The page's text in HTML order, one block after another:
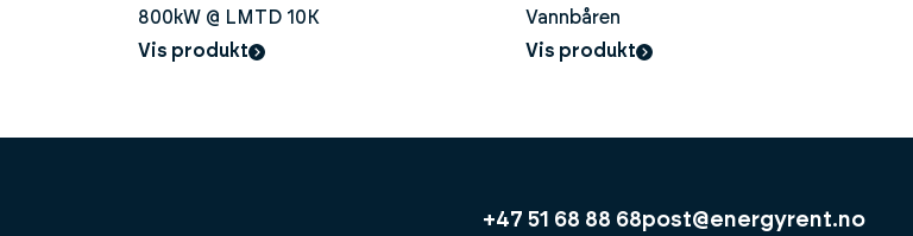
800kW @ LMTD 10K
Vis produkt
Vannbåren
Vis produkt
+47 51 68 88 68post@energyrent.no